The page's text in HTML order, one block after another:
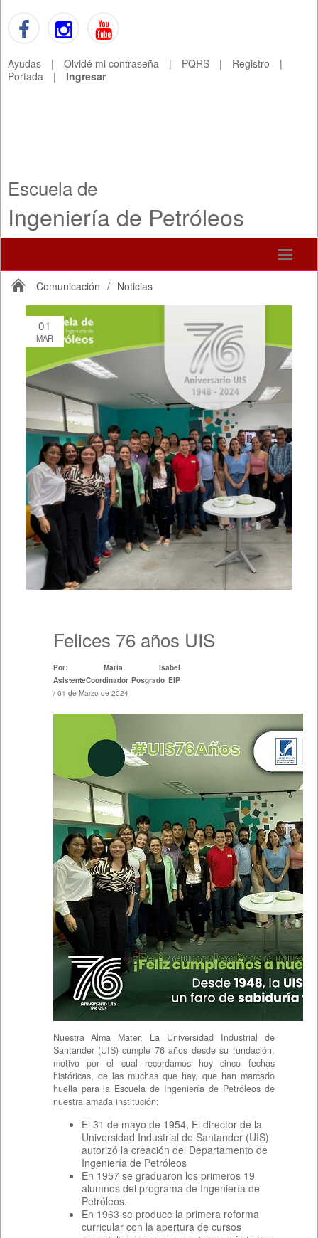
Ayudas | Olvidé mi contraseña | PQRS | Registro
|
Portada
| Ingresar
Escuela de
Ingeniería de Petróleos
Comunicación / Noticias